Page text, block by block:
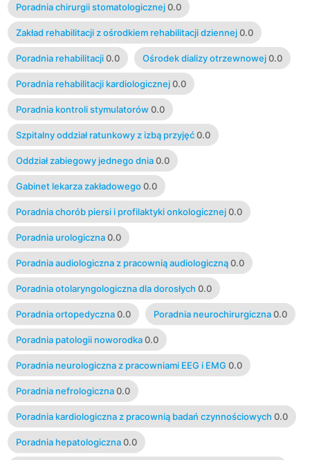
Poradnia chirurgii stomatologicznej 0.0
Zakład rehabilitacji z ośrodkiem rehabilitacji dziennej 0.0
Poradnia rehabilitacji 0.0 Ośrodek dializy otrzewnowej 0.0
Poradnia rehabilitacji kardiologicznej 0.0
Poradnia kontroli stymulatorów 0.0
Szpitalny oddział ratunkowy z izbą przyjęć 0.0
Oddział zabiegowy jednego dnia 0.0
Gabinet lekarza zakładowego 0.0
Poradnia chorób piersi i profilaktyki onkologicznej 0.0
Poradnia urologiczna 0.0
Poradnia audiologiczna z pracownią audiologiczną 0.0
Poradnia otolaryngologiczna dla dorosłych 0.0
Poradnia ortopedyczna 0.0 Poradnia neurochirurgiczna 0.0
Poradnia patologii noworodka 0.0
Poradnia neurologiczna z pracowniami EEG i EMG 0.0
Poradnia nefrologiczna 0.0
Poradnia kardiologiczna z pracownią badań czynnościowych 0.0
Poradnia hepatologiczna 0.0